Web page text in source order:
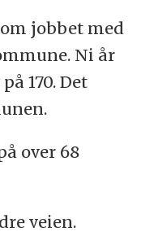
jobbet med
Ni år
170. Det
over 68
veien.